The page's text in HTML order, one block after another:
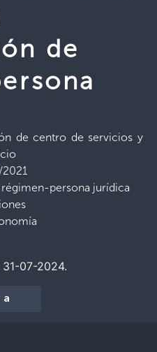
de
de centro de servicios y
2021
persona jurídica
07-2024.
a